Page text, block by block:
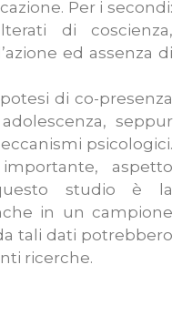
Per i secondi:
di coscienza,
ed assenza di
di co-presenza
seppur
psicologici.
aspetto
studio è la
in un campione
tali dati potrebbero
ricerche.